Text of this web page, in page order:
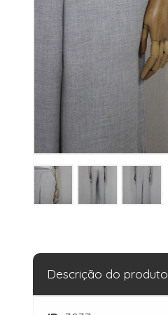
Descrição do produto